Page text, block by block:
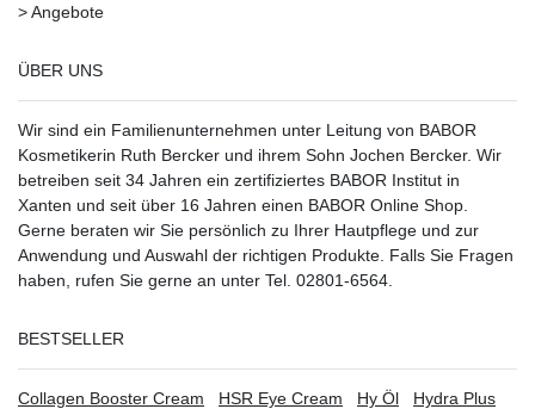
>Angebote
ÜBER UNS
Wir sind ein Familienunternehmen unter Leitung von BABOR
Kosmetikerin Ruth Bercker und ihrem Sohn Jochen Bercker. Wir
betreiben seit 34 Jahren ein zertifiziertes BABOR Institut in
Xanten und seit über 16 Jahren einen BABOR Online Shop.
Gerne beraten wir Sie persönlich zu Ihrer Hautpflege und zur
Anwendung und Auswahl der richtigen Produkte. Falls Sie Fragen
haben, rufen Sie gerne an unter Tel. 02801-6564.
BESTSELLER
Collagen Booster Cream HSR Eye Cream Hy Öl
Hydra Plus